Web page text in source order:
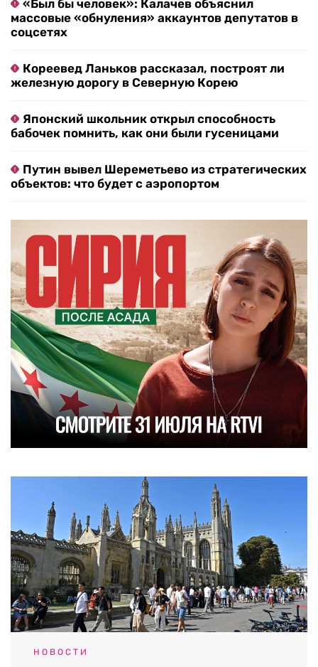
«Был бы человек»: Калачев объяснил
массовые «обнуления» аккаунтов депутатов в
соцсетях
Кореевед Ланьков рассказал, построят ли
железную дорогу в Северную Корею
Японский школьник открыл способность
бабочек помнить, как они были гусеницами
Путин вывел Шереметьево из стратегических
объектов: что будет с аэропортом
НОВОСТИ